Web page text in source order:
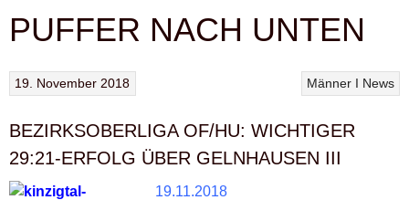
PUFFER NACH UNTEN
Männer I News
19. November 2018
BEZIRKSOBERLIGA OF/HU: WICHTIGER
29:21-ERFOLG ÜBER GELNHAUSEN III
19.11.2018